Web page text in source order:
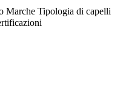
Marche Tipologia di capelli